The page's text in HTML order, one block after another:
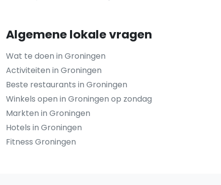
Algemene lokale vragen
Wat te doen in Groningen
Activiteiten in Groningen
Beste restaurants in Groningen
Winkels open in Groningen op zondag
Markten in Groningen
Hotels in Groningen
Fitness Groningen